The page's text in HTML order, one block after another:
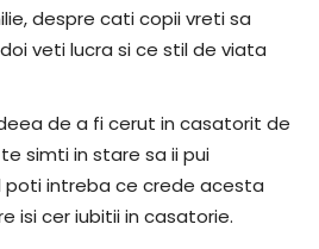
despre cati copii vreti sa
veti lucra si ce stil de viata
de a fi cerut in casatorit de
simti in stare sa ii pui
poti intreba ce crede acesta
isi cer iubitii in casatorie.